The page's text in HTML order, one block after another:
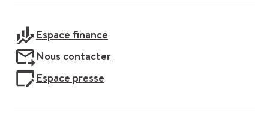
Espace finance
Nous contacter
Espace presse